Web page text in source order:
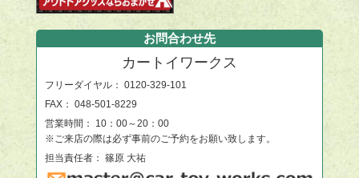
お問合わせ先
カートイワークス
フリーダイヤル： 0120-329-101
FAX： 048-501-8229
営業時間： 10：00～20：00
※ご来店の際は必ず事前のご予約をお願い致します。
担当責任者： 篠原 大祐